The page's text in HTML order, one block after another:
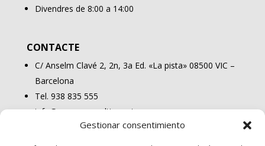
Gestionar consentimiento
Divendres de 8:00 a 14:00
CONTACTE
C/ Anselm Clavé 2, 2n, 3a Ed. «La pista» 08500 VIC –
Barcelona
Tel. 938 835 555
info@osonaconsulting.cat